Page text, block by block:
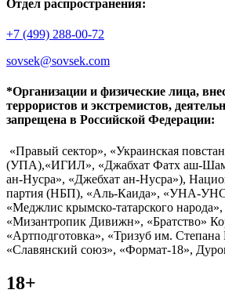
Отдел распространения:
+7 (499) 288-00-72
sovsek@sovsek.com
*Организации и физические лица,
террористов и экстремистов,
запрещена в Российской Федерации:
«Правый сектор», «Украинская
(УПА),«ИГИЛ», «Джабхат Фатх аш-
ан-Нусра», «Джебхат ан-Нусра»),
партия (НБП), «Аль-Каида», «УНА-
«Меджлис крымско-татарского
«Мизантропик Дивижн», «Братство»
«Артподготовка», «Тризуб им.
«Славянский союз», «Формат-18»,
18+